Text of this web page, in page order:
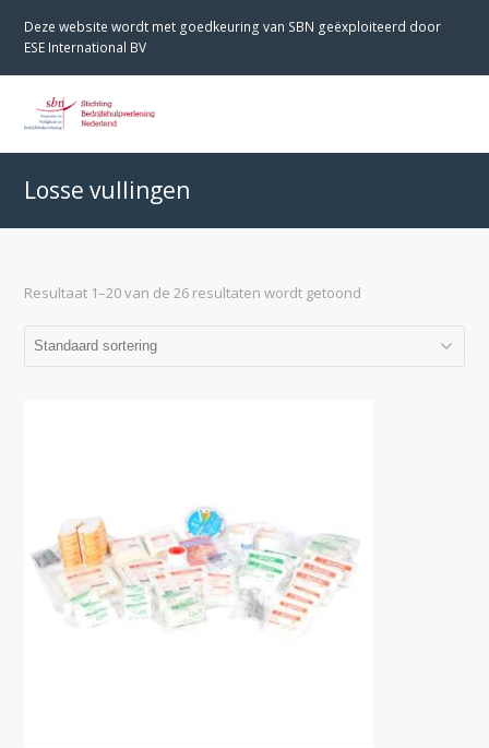
Deze website wordt met goedkeuring van SBN geëxploiteerd door
ESE International BV
Losse vullingen
Resultaat 1–20 van de 26 resultaten wordt getoond